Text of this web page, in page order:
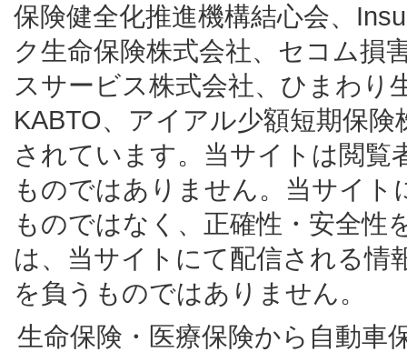
保険健全化推進機構結心会、
ク生命保険株式会社、セコム損
スサービス株式会社、ひまわり
KABTO、アイアル少額短期保
されています。当サイトは閲覧
ものではありません。当サイ
ものではなく、正確性・安全性
は、当サイトにて配信される情
を負うものではありません。
生命保険・医療保険から自動車